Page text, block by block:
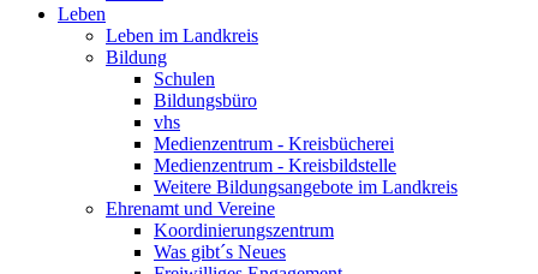
Leben
Leben im Landkreis
Bildung
Schulen
Bildungsbüro
vhs
Medienzentrum - Kreisbücherei
Medienzentrum - Kreisbildstelle
Weitere Bildungsangebote im Landkreis
Ehrenamt und Vereine
Koordinierungszentrum
Was gibt´s Neues